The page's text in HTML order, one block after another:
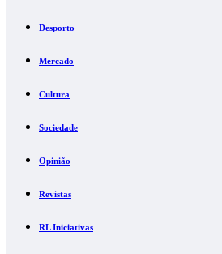
Desporto
Mercado
Cultura
Sociedade
Opinião
Revistas
RL Iniciativas